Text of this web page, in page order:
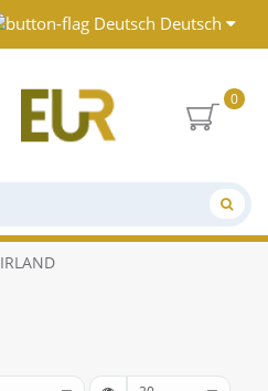
Deutsch
0
IRLAND